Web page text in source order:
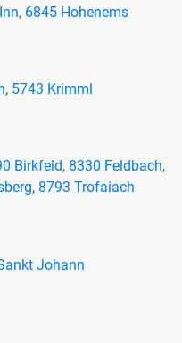
, 6845 Ho­hen­ems
, 5743 Krimml
Birk­feld, 8330 Feld­bach,
, 8793 Tro­fai­ach
Jo­hann